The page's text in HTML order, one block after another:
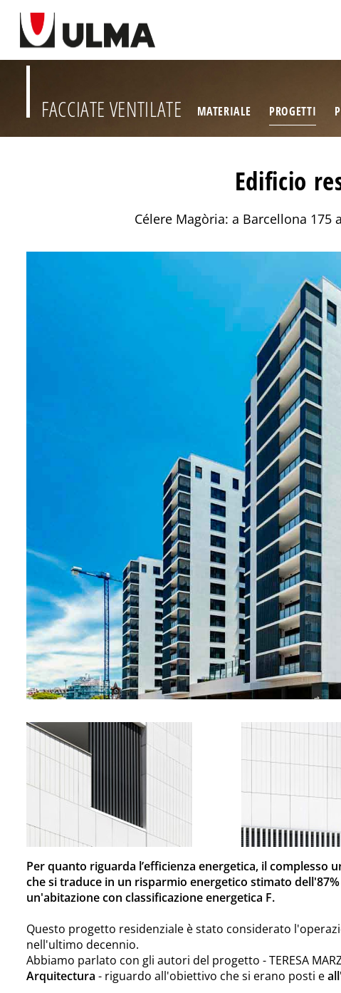
FACCIATE VENTILATE MATERIALE PROGETTI
Edificio
Célere Magòria: a Barcellona
Per quanto riguarda l’efficienza energetica, il complesso
che si traduce in un risparmio energetico stimato
un'abitazione con classificazione energetica F.
Questo progetto residenziale è stato considerato
nell'ultimo decennio.
Abbiamo parlato con gli autori del progetto - TERESA
Arquitectura - riguardo all'obiettivo che si erano posti e